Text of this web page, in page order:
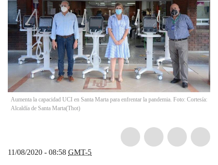
Aumenta la capacidad UCI en Santa Marta para enfrentar la pandemia. Foto: Cortesía:
Alcaldía de Santa Marta(Thot)
11/08/2020 - 08:58 GMT-5